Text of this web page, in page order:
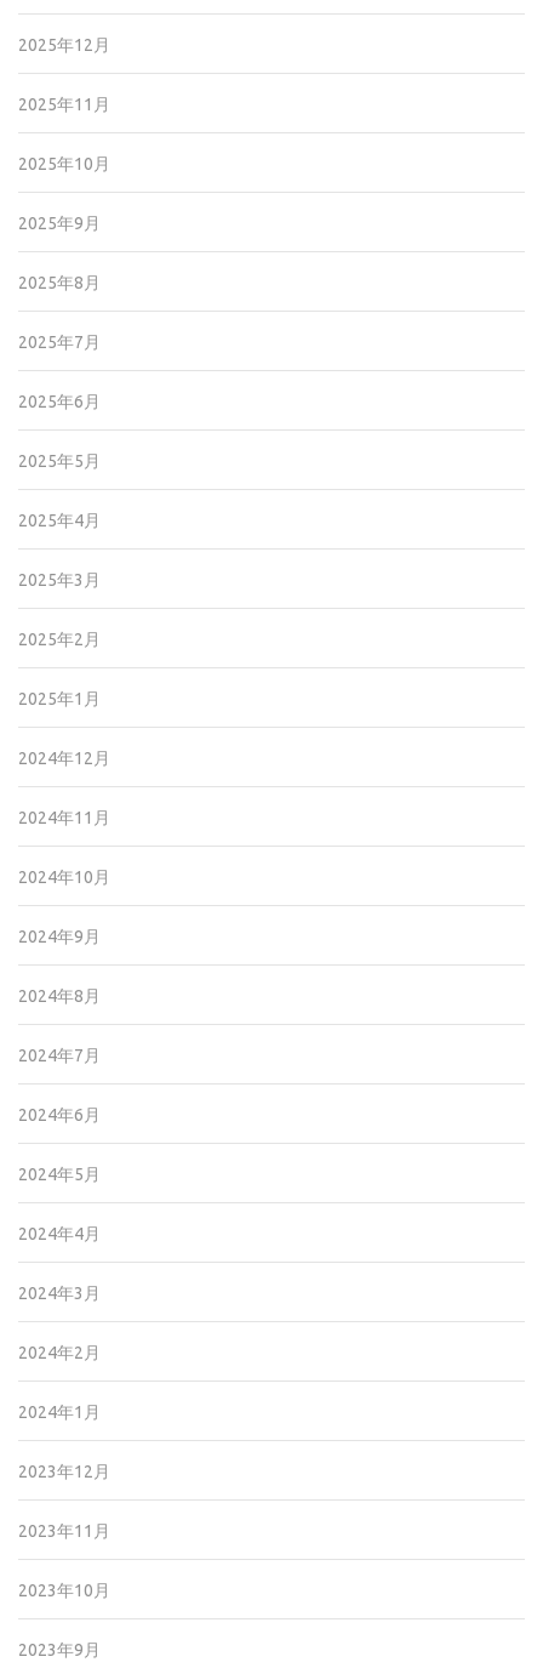
2025年12月
2025年11月
2025年10月
2025年9月
2025年8月
2025年7月
2025年6月
2025年5月
2025年4月
2025年3月
2025年2月
2025年1月
2024年12月
2024年11月
2024年10月
2024年9月
2024年8月
2024年7月
2024年6月
2024年5月
2024年4月
2024年3月
2024年2月
2024年1月
2023年12月
2023年11月
2023年10月
2023年9月